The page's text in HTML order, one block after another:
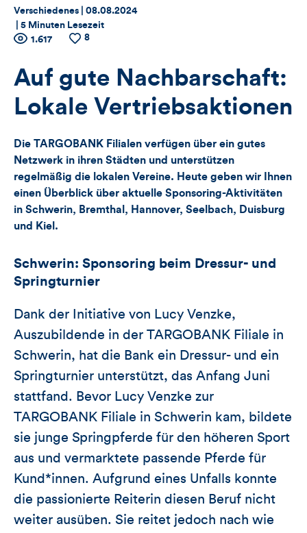
Thema:
Verschiedenes | Datum:
08.08.2024
5 Minuten Lesezeit
Zähler
für
Views,
Likes
und
Kommentare
dieses
Anzahl
Views
1.617
Anzahl
8
Auf gute Nachbarschaft:
Lokale Vertriebsaktionen
Die TARGOBANK Filialen verfügen über ein gutes
Netzwerk in ihren Städten und unterstützen
regelmäßig die lokalen Vereine. Heute geben wir Ihnen
einen Überblick über aktuelle Sponsoring-Aktivitäten
in Schwerin, Bremthal, Hannover, Seelbach, Duisburg
und Kiel.
Schwerin: Sponsoring beim Dressur- und
Springturnier
Dank der Initiative von Lucy Venzke,
Auszubildende in der TARGOBANK Filiale in
Schwerin, hat die Bank ein Dressur- und ein
Springturnier unterstützt, das Anfang Juni
stattfand. Bevor Lucy Venzke zur
TARGOBANK Filiale in Schwerin kam, bildete
sie junge Springpferde für den höheren Sport
aus und vermarktete passende Pferde für
Kund*innen. Aufgrund eines Unfalls konnte
die passionierte Reiterin diesen Beruf nicht
weiter ausüben. Sie reitet jedoch nach wie